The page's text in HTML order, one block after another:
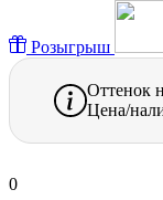
Розыгрыш
Оттенок
Цена/
0